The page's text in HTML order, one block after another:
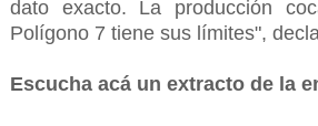
dato exacto. La producción
Polígono 7 tiene sus límites",
Escucha acá un extracto de la